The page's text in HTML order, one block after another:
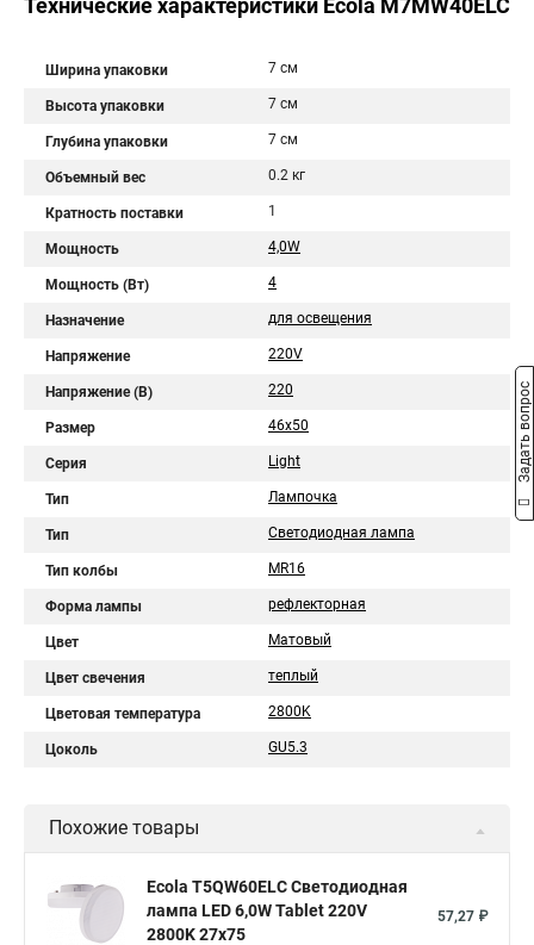
Технические характеристики Ecola M7MW40ELC
Ширина упаковки 7 см
Высота упаковки 7 см
Глубина упаковки 7 см
Объемный вес 0.2 кг
Кратность поставки 1
Мощность 4,0W
Мощность (Вт) 4
Назначение для освещения
Напряжение 220V
Напряжение (В) 220
Размер 46x50
Серия Light
Тип Лампочка
Тип Светодиодная лампа
Тип колбы MR16
Форма лампы рефлекторная
Цвет Матовый
Цвет свечения теплый
Цветовая температура 2800K
Цоколь GU5.3
Похожие товары
Ecola T5QW60ELC Светодиодная
лампа LED 6,0W Tablet 220V
2800K 27x75
57,27 ₽
Задать вопрос